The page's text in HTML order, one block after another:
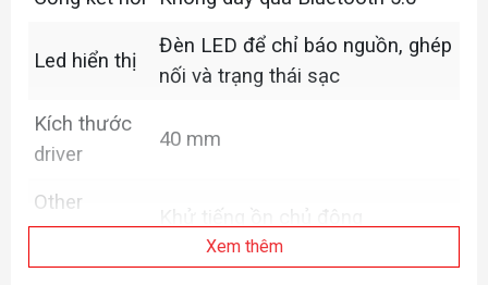
Led hiển thị
Đèn LED để chỉ báo nguồn, ghép
nối và trạng thái sạc
Kích thước
driver
40 mm
Other
Supports
Khử tiếng ồn chủ động
Xem thêm